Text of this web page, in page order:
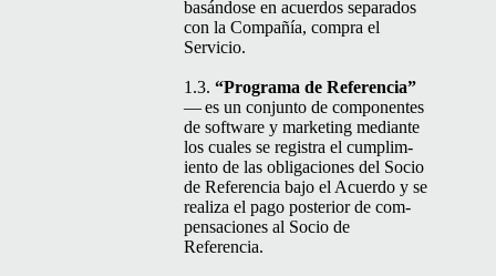
basán­dose en acuer­dos sep­a­ra­dos
con la Com­pañía, com­pra el
Servicio.
1.3. “Pro­gra­ma de Ref­er­en­cia”
— es un con­jun­to de com­po­nentes
de soft­ware y mar­ket­ing medi­ante
los cuales se reg­is­tra el cumplim­
ien­to de las obliga­ciones del Socio
de Ref­er­en­cia bajo el Acuer­do y se
real­iza el pago pos­te­ri­or de com­
pen­sa­ciones al Socio de
Referencia.